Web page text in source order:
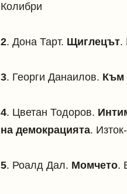
Колибри
2. Дона Тарт. Щиглецът.
3. Георги Данаилов. Към
4. Цветан Тодоров.
на демокрацията.
5. Роалд Дал. Момчето.